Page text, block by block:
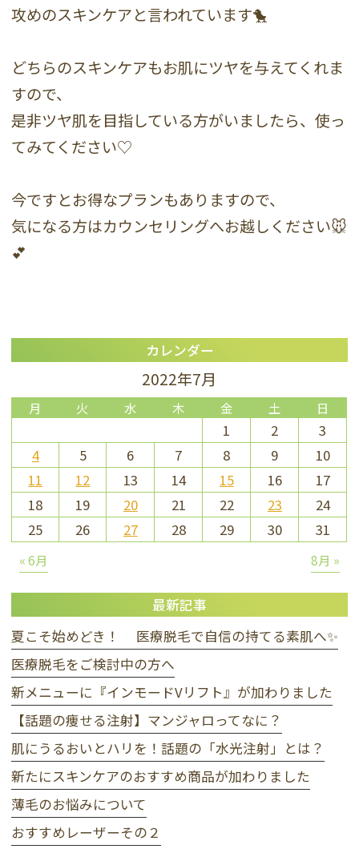
攻めのスキンケアと言われています🐤
どちらのスキンケアもお肌にツヤを与えてくれま
すので、
是非ツヤ肌を目指している方がいましたら、使っ
てみてください♡
今ですとお得なプランもありますので、
気になる方はカウンセリングへお越しください🐭
💕
カレンダー
2022年7月
月 火 水 木 金 土 日
1 2
3
4
5 6 7 8 9
10
11
12 13 14 15 16
17
18
19 20 21 22 23
24
25
26 27 28 29 30 31
« 6月 8月 »
最新記事
夏こそ始めどき！ 医療脱毛で自信の持てる素肌へ✨
医療脱毛をご検討中の方へ
新メニューに『インモードVリフト』が加わりました
【話題の痩せる注射】マンジャロってなに？
肌にうるおいとハリを！話題の「水光注射」とは？
新たにスキンケアのおすすめ商品が加わりました
薄毛のお悩みについて
おすすめレーザーその２